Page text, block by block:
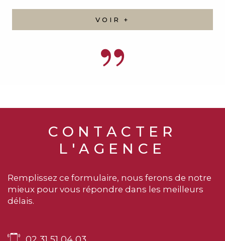
VOIR +
CONTACTER
L'AGENCE
Remplissez ce formulaire, nous ferons de notre
mieux pour vous répondre dans les meilleurs
délais.